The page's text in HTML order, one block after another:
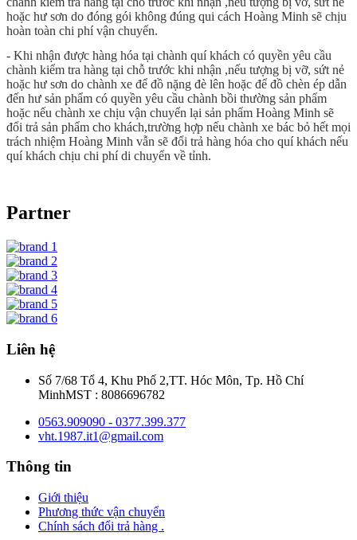
hoặc hư sơn do đóng gói không đúng qui cách Hoàng Minh sẽ chịu
hoàn toàn chi phí vận chuyển.
- Khi nhận được hàng hóa tại chành quí khách có quyền yêu cầu
chành kiểm tra hàng tại chỗ trước khi nhận ,nếu tượng bị vỡ, sứt nẻ
hoặc hư sơn do chành xe để đồ nặng đè lên hoặc để đồ chèn ép dẫn
đến hư sản phẩm có quyền yêu cầu chành bồi thường sản phẩm
hoặc nếu chành xe chịu vận chuyển lại sản phẩm Hoàng Minh sẽ
đổi trả sản phẩm cho khách,trường hợp nếu chành xe bác bỏ hết mọi
trách nhiệm Hoàng Minh vẫn sẽ đổi trả hàng hóa cho quí khách nếu
quí khách chịu chi phí di chuyển về tỉnh.
Partner
Liên hệ
Số 7/68 Tổ 4, Khu Phố 2,TT. Hóc Môn, Tp. Hồ Chí
MinhMST : 8086696782
0563.909090 - 0377.399.377
vht.1987.it1@gmail.com
Thông tin
Giới thiệu
Phương thức vận chuyển
Chính sách đổi trả hàng .